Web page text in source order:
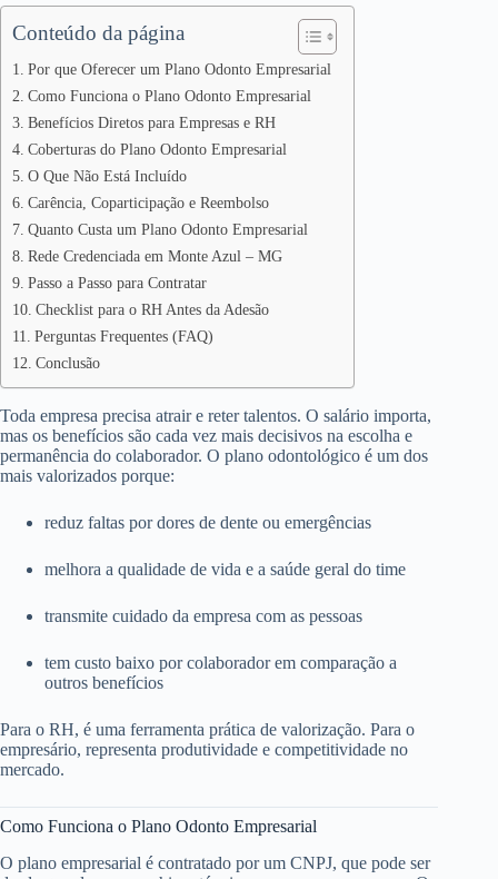
Conteúdo da página
Por que Oferecer um Plano Odonto Empresarial
Como Funciona o Plano Odonto Empresarial
Benefícios Diretos para Empresas e RH
Coberturas do Plano Odonto Empresarial
O Que Não Está Incluído
Carência, Coparticipação e Reembolso
Quanto Custa um Plano Odonto Empresarial
Rede Credenciada em Monte Azul – MG
Passo a Passo para Contratar
Checklist para o RH Antes da Adesão
Perguntas Frequentes (FAQ)
Conclusão
Toda empresa precisa atrair e reter talentos. O salário importa,
mas os benefícios são cada vez mais decisivos na escolha e
permanência do colaborador. O plano odontológico é um dos
mais valorizados porque:
reduz faltas por dores de dente ou emergências
melhora a qualidade de vida e a saúde geral do time
transmite cuidado da empresa com as pessoas
tem custo baixo por colaborador em comparação a
outros benefícios
Para o RH, é uma ferramenta prática de valorização. Para o
empresário, representa produtividade e competitividade no
mercado.
Como Funciona o Plano Odonto Empresarial
O plano empresarial é contratado por um CNPJ, que pode ser